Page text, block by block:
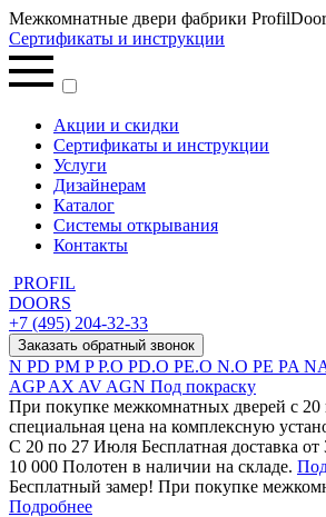
Межкомнатные двери фабрики
Сертификаты и инструкции
Акции и скидки
Сертификаты и инструкции
Услуги
Дизайнерам
Каталог
Системы открывания
Контакты
PROFIL
DOORS
+7 (495) 204-32-33
Заказать обратный звонок
N PD PM PP.O PD.O PE.O N.O PE PA
AGPAX AV AGN Под покраску
При покупке межкомнатных дверей c
специальная цена на комплексную
С 20 по 27 Июля Бесплатная доставка от
10 000 Полотен в наличии на складе.
Бесплатный замер! При покупке
Подробнее